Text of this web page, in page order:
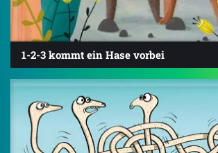
1-2-3 kommt ein Hase vorbei